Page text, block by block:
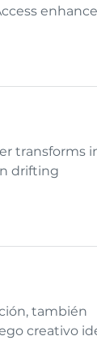
transforms
drifting
también
creativo